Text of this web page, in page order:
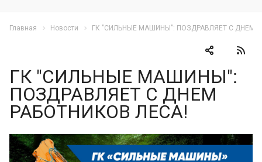
Главная Новости ГК "СИЛЬНЫЕ МАШИНЫ": ПОЗДРАВЛЯЕТ С ДНЕМ
ГК "СИЛЬНЫЕ МАШИНЫ":
ПОЗДРАВЛЯЕТ С ДНЕМ
РАБОТНИКОВ ЛЕСА!